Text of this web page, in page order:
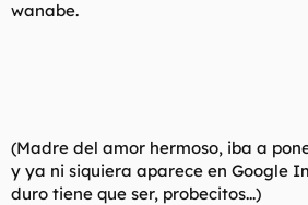
wanabe.
(Madre del amor hermoso, iba a
y ya ni siquiera aparece en Google
duro tiene que ser, probecitos...)